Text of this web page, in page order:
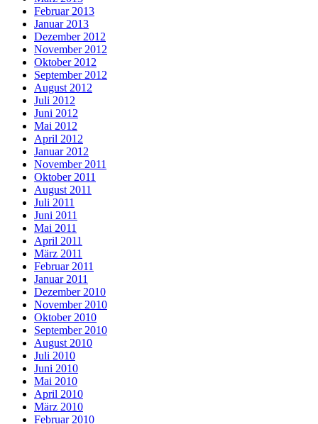
Februar 2013
Januar 2013
Dezember 2012
November 2012
Oktober 2012
September 2012
August 2012
Juli 2012
Juni 2012
Mai 2012
April 2012
Januar 2012
November 2011
Oktober 2011
August 2011
Juli 2011
Juni 2011
Mai 2011
April 2011
März 2011
Februar 2011
Januar 2011
Dezember 2010
November 2010
Oktober 2010
September 2010
August 2010
Juli 2010
Juni 2010
Mai 2010
April 2010
März 2010
Februar 2010